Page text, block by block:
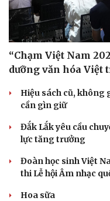
Sức khỏe
Dinh dưỡng - món ngon
Cây thuốc
Sản phụ khoa
Nhi khoa
Nam khoa
Làm đẹp - giảm cân
Ăn sạch sống khỏe
“Chạm Việt Nam
dưỡng văn hóa Việt
Hiệu sách cũ,
cần gìn giữ
Đắk Lắk yêu cầu
lực tăng trưởng
Đoàn học sinh Việt
thi Lễ hội Âm nhạc
Hoa sữa